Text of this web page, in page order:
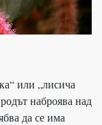
или „лисича
наброява над
да се има